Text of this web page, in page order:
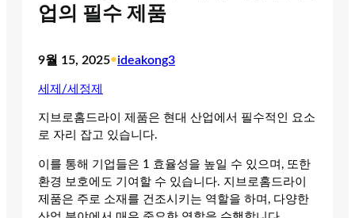
업의 필수 제품
9월 15, 2025•ideakong3
세제/세정제
지브로홈드라이 제품은 현대 산업에서 필수적인 요소
로 자리 잡고 있습니다.
이를 통해 기업들은 1 효율성을 높일 수 있으며, 또한
환경 보호에도 기여할 수 있습니다. 지브로홈드라이
제품은 주로 소재를 건조시키는 역할을 하며, 다양한